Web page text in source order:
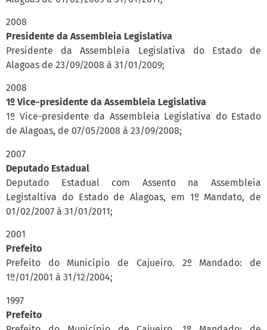
2008
Presidente da Assembleia Legislativa
Presidente da Assembleia Legislativa do Estado de
Alagoas de 23/09/2008 à 31/01/2009;
2008
1º Vice-presidente da Assembleia Legislativa
1º Vice-presidente da Assembleia Legislativa do Estado
de Alagoas, de 07/05/2008 à 23/09/2008;
2007
Deputado Estadual
Deputado Estadual com Assento na Assembleia
Legistaltiva do Estado de Alagoas, em 1º Mandato, de
01/02/2007 à 31/01/2011;
2001
Prefeito
Prefeito do Município de Cajueiro. 2º Mandado: de
1º/01/2001 à 31/12/2004;
1997
Prefeito